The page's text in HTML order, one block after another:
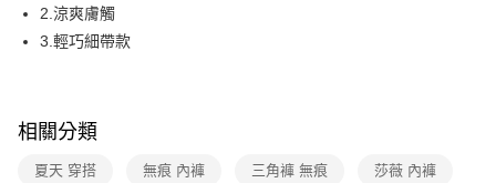
每筆NT$80，滿NT$1,000(含以上)免運費
7-11取貨付款
每筆NT$80，滿NT$1,000(含以上)免運費
2.涼爽膚觸
3.輕巧細帶款
相關分類
夏天 穿搭 無痕 內褲 三角褲 無痕 莎薇 內褲